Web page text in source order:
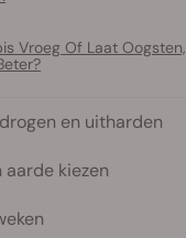
Vroeg Of Laat Oogsten,
en uitharden
aarde kiezen